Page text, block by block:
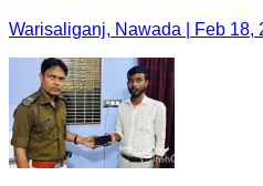
Warisaliganj, Nawada | Feb 18,